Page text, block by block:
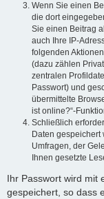
Wenn Sie einen
die dort
Sie einen Beitrag
auch Ihre IP-
folgenden
(dazu zählen
zentralen
Passwort) und
übermittelte
ist online?“-
Schließlich
Daten gespeichert
Umfragen, der
Ihnen gesetzte
Ihr Passwort wird mit
gespeichert, so dass